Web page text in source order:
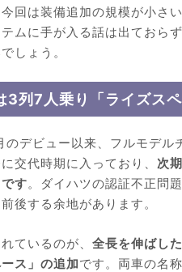
回は装備追加の規模が小さ
ムに手が入る話は出ておら
しょう。
3列7人乗り「ライズス
のデビュー以来、フルモデ
交代時期に入っており、 次
す。ダイハツの認証不正問
後する余地があります。
ているのが、 全長を伸ばし
ス」の追加です。両車の名